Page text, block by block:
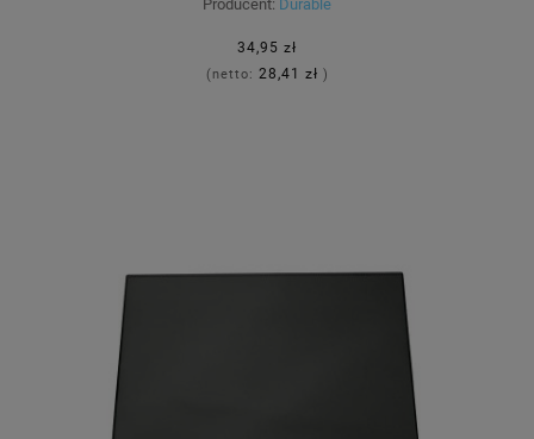
Producent: Durable
34,95 zł
(netto: 28,41 zł )